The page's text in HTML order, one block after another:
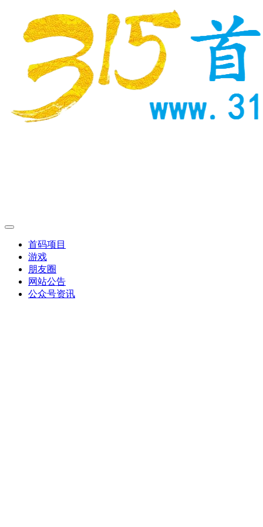
首码项目
游戏
朋友圈
网站公告
公众号资讯